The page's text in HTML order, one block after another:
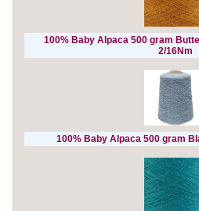
100% Baby Alpaca 500 gram
2/16Nm
100% Baby Alpaca 500 gram